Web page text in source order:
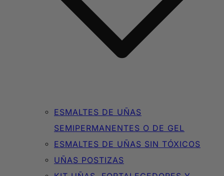
ESMALTES DE UÑAS
SEMIPERMANENTES O DE GEL
ESMALTES DE UÑAS SIN TÓXICOS
UÑAS POSTIZAS